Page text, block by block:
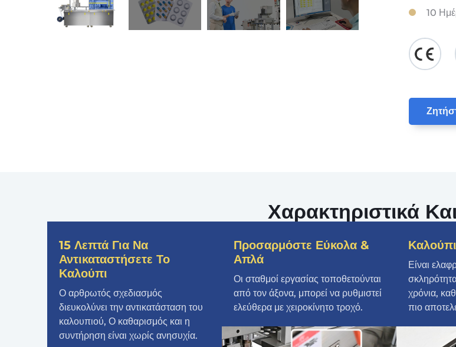
10
Χαρακτηριστικά
15 Λεπτά Για Να
Αντικαταστήσετε Το
Καλούπι
Ο αρθρωτός σχεδιασμός
διευκολύνει την αντικατάσταση του
καλουπιού, Ο καθαρισμός και η
συντήρηση είναι χωρίς ανησυχία.
Προσαρμόστε Εύκολα &
Απλά
Οι σταθμοί εργασίας τοποθετούνται
από τον άξονα, μπορεί να ρυθμιστεί
ελεύθερα με χειροκίνητο τροχό.
Είναι
χρόνια,
πιο